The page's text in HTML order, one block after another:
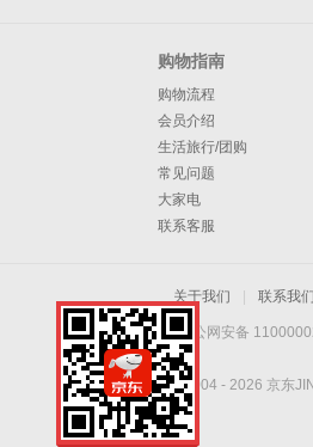
购物指南
购物流程
会员介绍
生活旅行/团购
常见问题
大家电
联系客服
关于我们 联系我们
京公网安备
Copyright © 2004 - 2026 京东